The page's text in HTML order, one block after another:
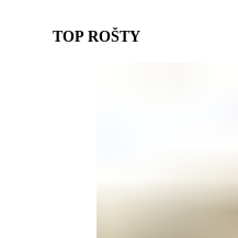
TOP ROŠTY